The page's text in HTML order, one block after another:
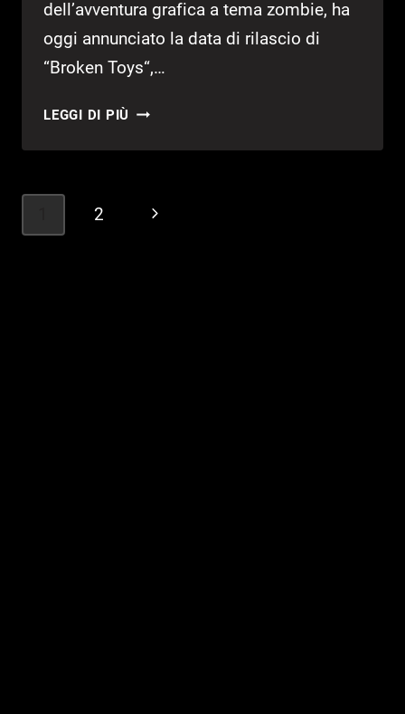
dell’avventura grafica a tema zombie, ha
oggi annunciato la data di rilascio di
“Broken Toys“,…
LEGGI DI PIÙ THE
DEAD,
TERZO
Navigazione
2
Pagina